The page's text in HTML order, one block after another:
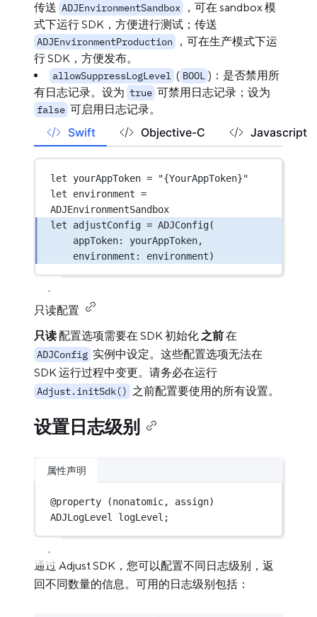
传送 ADJEnvironmentSandbox
，可在 sandbox 模
式下运行 SDK，方便进行测试；传送
ADJEnvironmentProduction
，可在生产模式下运
行 SDK，方便发布。
allowSuppressLogLevel ( BOOL )：是否禁用所
有日志记录。设为 true 可禁用日志记录；设为
false 可启用日志记录。
Swift Objective-C Javascript
let yourAppToken =
"{YourAppToken}"
let environment =
ADJEnvironmentSandbox
let adjustConfig = ADJConfig(
appToken: yourAppToken,
environment : environment)
只读配置
只读配置选项需要在 SDK 初始化之前在
ADJConfig 实例中设定。这些配置选项无法在
SDK 运行过程中变更。请务必在运行
Adjust.initSdk() 之前配置要使用的所有设置。
设置日志级别
属性声明
@property (nonatomic, assign)
ADJLogLevel logLevel;
通过 Adjust SDK，您可以配置不同日志级别，返
回不同数量的信息。可用的日志级别包括：